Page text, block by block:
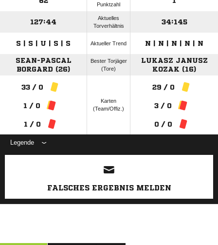
Punktzahl
127:44
Aktuelles
Torverhältnis
34:145
S | S | U | S | S Aktueller Trend N | N | N | N | N
SEAN-PASCAL
BORGARD (26)
Bester Torjäger
(Tore)
LUKASZ JANUSZ
KOZAK (16)
33 / 0
1 / 0
1 / 0
Karten
(Team/Offiz.)
29 / 0
3 / 0
0 / 0
Legende
ANZEIGE
FALSCHES ERGEBNIS MELDEN